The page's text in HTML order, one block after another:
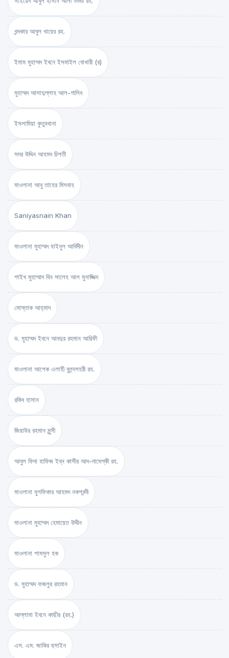
খন্দকার আবুল খায়ের রহ.
ইমাম মুহাম্মদ ইবনে ইসমাইল বোখারী (র)
মুহাম্মদ আসাদুল্লাহ আল-গালিব
ইসলামিয়া কুতুবখানা
সদর উদ্দিন আহমদ চিশতী
মাওলানা আবু তাহের মিসবাহ
Saniyasnain Khan
মাওলানা মুহাম্মদ যাইনুল আবিদীন
শাইখ মুহাম্মাদ বিন সালেহ আল মুনাজ্জিদ
মোস্তাক আহ্‌মাদ
ড. মুহাম্মদ ইবনে আবদুর রহমান আরিফী
মাওলানা আশেক এলাহী বুলন্দশহরী রহ.
রকিব হাসান
জিয়াউর রহমান মুন্সী
আবুল ফিদা হাফিজ ইব্‌ন কাসীর আদ-দামেশ্‌কী রহ.
মাওলানা যুলফিকার আহমদ নকশবন্দী
মাওলানা মুহাম্মদ হেমায়েত উদ্দীন
মাওলানা শামসুল হক
ড. মুহাম্মদ ফজলুর রহমান
আল্লামা ইবনে কাছীর (রহ.)
এস. এম. জাকির হুসাইন